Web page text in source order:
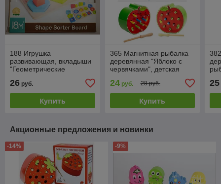
188 Игрушка
развивающая, вкладыши
"Геометрические
пирамидка, рамка
вкладыш
26 руб.
Купить
365 Магнитная рыбалка
деревянная "Яблоко с
червячками", детская
24руб. 28 руб.
Купить
25
Акционные предложения и новинки
-14% -9%